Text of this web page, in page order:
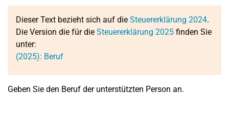
Dieser Text bezieht sich auf die Steuererklärung 2024.
Die Version die für die Steuererklärung 2025 finden Sie
unter:
(2025): Beruf
Geben Sie den Beruf der unterstützten Person an.